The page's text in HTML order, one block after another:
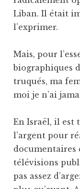
Liban. Il était
l’exprimer.
Mais, pour
biographiques
truqués, ma
moi je n’ai
En Israël, il est
l’argent pour
documentaires
télévisions
pas assez